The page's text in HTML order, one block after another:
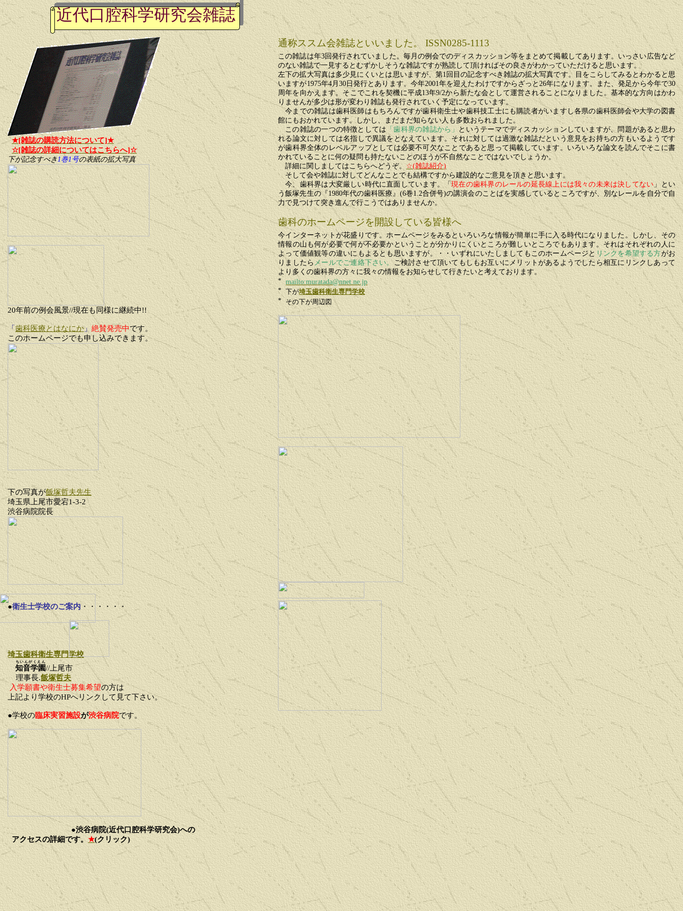
近代口腔科学研究会雑誌
★[雑誌の購読方法について]★
☆[雑誌の詳細についてはこちらへ]☆
下が記念すべき1巻1号の表紙の拡大写真
20年前の例会風景//現在も同様に継続中!!
「歯科医療とはなにか」絶賛発売中です。
このホームページでも申し込みできます。
下の写真が飯塚哲夫先生
埼玉県上尾市愛宕1-3-2
渋谷病院院長
●衛生士学校のご案内・・・・・・
埼玉歯科衛生専門学校
知音学園
ちいんがくえん
//上尾市
理事長.飯塚哲夫
入学願書や衛生士募集希望の方は
上記より学校のHPへリンクして見て下さい。
●学校の臨床実習施設が渋谷病院です。
●渋谷病院(近代口腔科学研究会)への
アクセスの詳細です。★(クリック)
通称ススム会雑誌といいました。 ISSN0285-1113
この雑誌は年3回発行されていました。毎月の例会でのディスカッション等をまとめて掲載してあります。いっさい広告など
のない雑誌で一見するとむずかしそうな雑誌ですが熟読して頂ければその良さがわかっていただけると思います。
左下の拡大写真は多少見にくいとは思いますが、第1回目の記念すべき雑誌の拡大写真です。目をこらしてみるとわかると思
いますが1975年4月 30日発行とあります。今年2001年を迎えたわけですからざっと26年になります。また、発足から今年で30
周年を向かえます。そこでこれを契機に平成13年9/2から新たな会として運営されることになりました。基本的な方向はかわ
りませんが多少は形が変わり雑誌も発行されていく予定になっています。
今までの雑誌は歯科医師はもちろんですが歯科衛生士や歯科技工士にも購読者がいますし各県の歯科医師会や大学の図書
館にもおかれています。しかし、まだまだ知らない人も多数おられました。
この雑誌の一つの特徴としては「歯科界の雑誌から」 というテーマでディスカッションしていますが、問題があると思わ
れる論文に対しては名指しで異議をとなえています。それに対しては過激な雑誌だという意見をお持ちの方もいるようです
が歯科界全体のレベルアップとしては必要不可欠なことであると思って掲載しています。いろいろな論文を読んでそこに書
かれていることに何の疑問も持たないことのほうが不自然なことではないでしょうか。
詳細に関しましてはこちらへどうぞ。☆(雑誌紹介)
そして会や雑誌に対してどんなことでも結構ですから建設的なご意見を頂きと思います。
今、歯科界は大変厳しい時代に直面しています。「現在の歯科界のレールの延長線上には我々の未来は決してない 」とい
う飯塚先生の『1980年代の歯科医療』 (6巻1.2合併号)の講演会のことばを実感しているところですが、別なレールを自分で自
力で見つけて突き進んで行こうではありませんか。
歯科のホームページを開設している皆様へ
今インターネットが花盛りです。ホームページをみるといろいろな情報が簡単に手に入る時代になりました。しかし、その
情報の山も何が必要で何が不必要かということが分かりにくいところが難しいところでもあります。それはそれぞれの人に
よって価値観等の違いにもよるとも思いますが。・・いずれにいたしましてもこのホームページと リンクを希望する方がお
りましたら メールでご連絡下さい。ご検討させて頂いてもしもお互いにメリットがあるようでしたら相互にリンクしあって
より多くの歯科界の方々に我々の情報をお知らせして行きたいと考えております。
mailto:muratada@nnet.ne.jp
下が埼玉歯科衛生専門学校
その下が周辺図